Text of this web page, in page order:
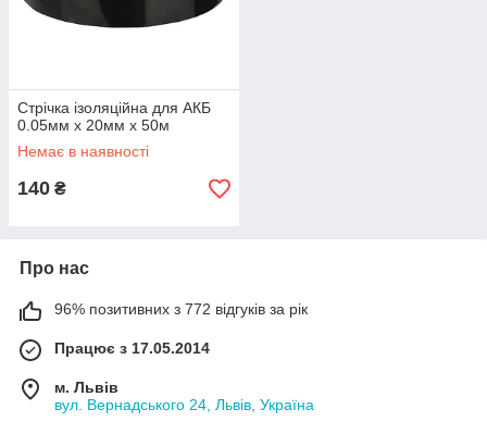
Стрічка ізоляційна для АКБ
0.05мм x 20мм x 50м
Немає в наявності
140 ₴
Про нас
96% позитивних з 772 відгуків за рік
Працює з 17.05.2014
м. Львів
вул. Вернадського 24, Львів, Україна